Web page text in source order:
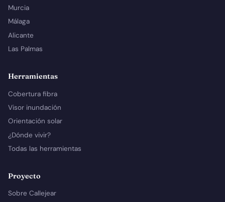
Murcia
Málaga
Alicante
Las Palmas
Herramientas
Cobertura fibra
Visor inundación
Orientación solar
¿Dónde vivir?
Todas las herramientas
Proyecto
Sobre Callejear